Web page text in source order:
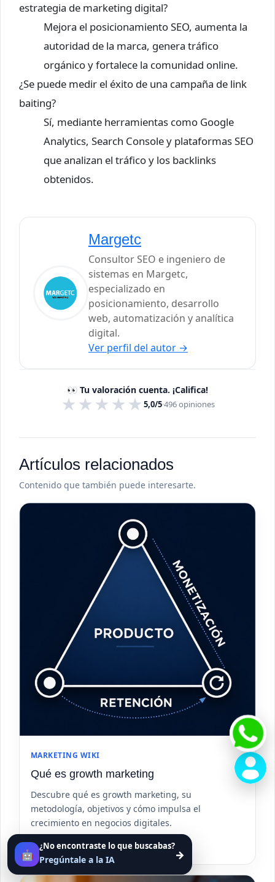
🤖
¿No encontraste lo que buscabas?
Pregúntale a la IA →
estrategia de marketing digital?
Mejora el posicionamiento SEO, aumenta la
autoridad de la marca, genera tráfico
orgánico y fortalece la comunidad online.
¿Se puede medir el éxito de una campaña de link
baiting?
Sí, mediante herramientas como Google
Analytics, Search Console y plataformas SEO
que analizan el tráfico y los backlinks
obtenidos.
Margetc
Consultor SEO e ingeniero de
sistemas en Margetc,
especializado en
posicionamiento, desarrollo
web, automatización y analítica
digital.
Ver perfil del autor →
👀 Tu valoración cuenta. ¡Califica!
★
★
★
★
★ 5,0/5·496opiniones
Artículos relacionados
Contenido que también puede interesarte.
MARKETING WIKI
Qué es growth marketing
Descubre qué es growth marketing, su
metodología, objetivos y cómo impulsa el
crecimiento en negocios digitales.
Ver artículo